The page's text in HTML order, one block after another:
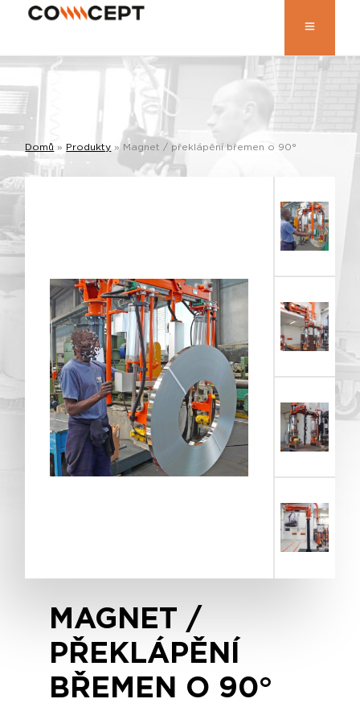
Domů » Produkty » Magnet / překlápění břemen o 90°
MAGNET /
PŘEKLÁPĚNÍ
BŘEMEN O 90°